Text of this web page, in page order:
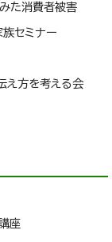
た消費者被害
族セミナー
え方を考える会
座